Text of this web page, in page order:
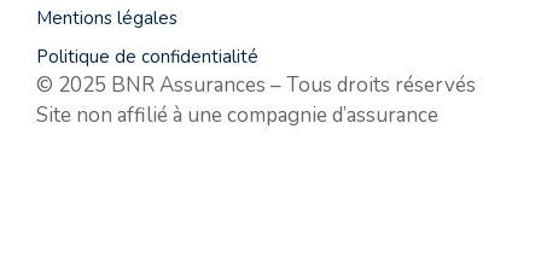
Mentions légales
Politique de confidentialité
© 2025 BNR Assurances – Tous droits réservés
Site non affilié à une compagnie d’assurance